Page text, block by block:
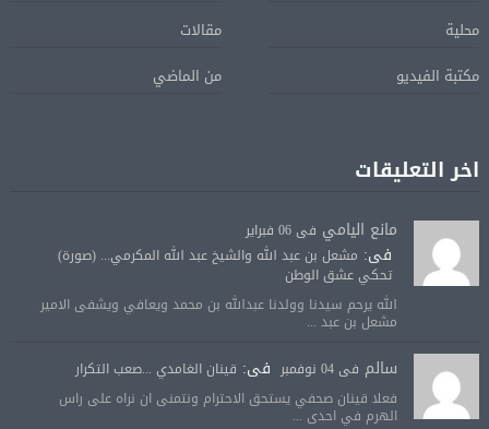
محلية
مقالات
مكتبة الفيديو
من الماضي
اخر التعليقات
مانع اليامي فى 06 فبراير
فى: مشعل بن عبد الله والشيخ عبد الله المكرمي... (صورة)
تحكي عشق الوطن
الله يرحم سيدنا وولدنا عبدالله بن محمد ويعافي ويشفى الامير
مشعل بن عبد ...
سالم فى 04 نوفمبر فى: قينان الغامدي ...صعب التكرار
فعلا قينان صحفي يستحق الاحترام ونتمنى ان نراه على راس
الهرم في احدى ...